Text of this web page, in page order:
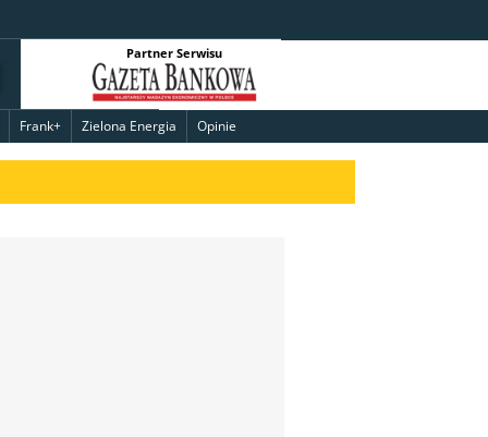
Partner Serwisu
Frank+ Zielona Energia Opinie